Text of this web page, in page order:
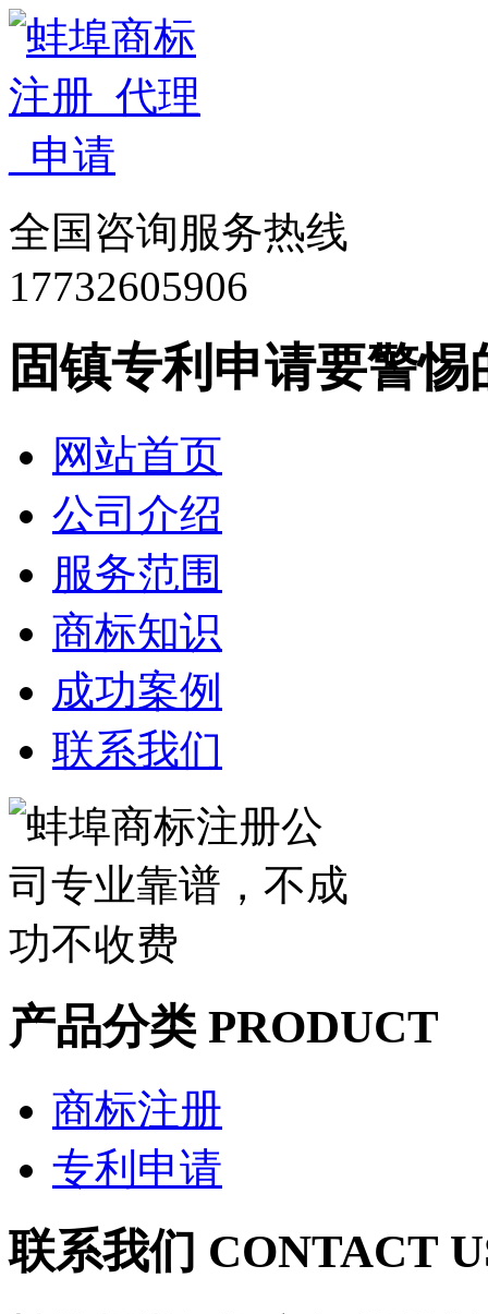
全国咨询服务热线
17732605906
固镇专利申请要警惕
网站首页
公司介绍
服务范围
商标知识
成功案例
联系我们
产品分类 PRODUCT
商标注册
专利申请
联系我们 CONTACT